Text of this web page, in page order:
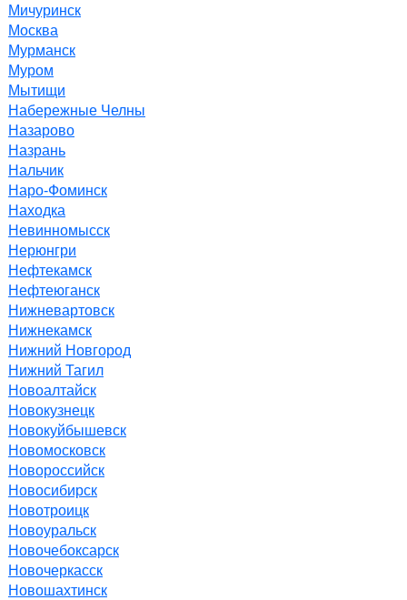
Мичуринск
Москва
Мурманск
Муром
Мытищи
Набережные Челны
Назарово
Назрань
Нальчик
Наро-Фоминск
Находка
Невинномысск
Нерюнгри
Нефтекамск
Нефтеюганск
Нижневартовск
Нижнекамск
Нижний Новгород
Нижний Тагил
Новоалтайск
Новокузнецк
Новокуйбышевск
Новомосковск
Новороссийск
Новосибирск
Новотроицк
Новоуральск
Новочебоксарск
Новочеркасск
Новошахтинск